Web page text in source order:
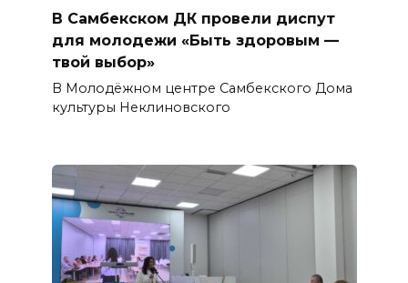
В Самбекском ДК провели диспут
для молодежи «Быть здоровым —
твой выбор»
В Молодёжном центре Самбекского Дома
культуры Неклиновского